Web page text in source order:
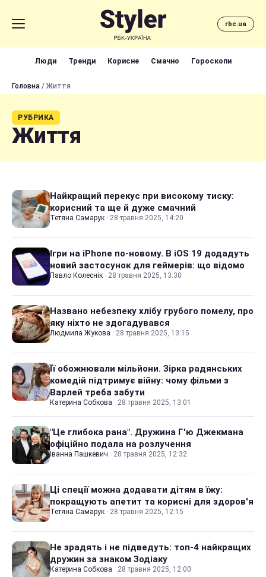
rbc.ua
Люди Тренди Корисне Смачно Гороскопи
Головна / Життя
РУБРИКА
Життя
Найкращий перекус при високому тиску:
корисний та ще й дуже смачний
Тетяна Самарук · 28 травня 2025, 14:20
Ігри на iPhone по-новому. В iOS 19 додадуть
новий застосунок для геймерів: що відомо
Павло Колеснік · 28 травня 2025, 13:30
Названо небезпеку хлібу грубого помелу, про
яку ніхто не здогадувався
Людмила Жукова · 28 травня 2025, 13:15
Її обожнювали мільйони. Зірка радянських
комедій підтримує війну: чому фільми з
Варлей треба забути
Катерина Собкова · 28 травня 2025, 13:01
"Це глибока рана". Дружина Г'ю Джекмана
офіційно подала на розлучення
Іванна Пашкевич · 28 травня 2025, 12:32
Ці спеції можна додавати дітям в їжу:
покращують апетит та корисні для здоров'я
Тетяна Самарук · 28 травня 2025, 12:15
Не зрадять і не підведуть: топ-4 найкращих
дружин за знаком Зодіаку
Катерина Собкова · 28 травня 2025, 12:00